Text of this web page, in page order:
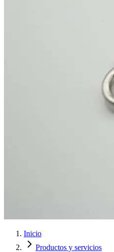
Inicio
Productos y servicios